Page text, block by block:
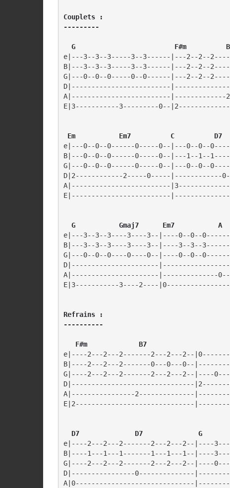
Couplets :
---------
G                         F#m
e|---3--3--3-----3--3------|---2--2--
B|---3--3--3-----3--3------|---2--2--
G|---0--0--0-----0--0------|---2--2--
D|-------------------------
A|-------------------------|-------------
E|3-----------3---------0--
Em           Em7          C          D7
e|---0--0--0------0-----0--|---0--0--
B|---0--0--0------0-----0--|---1--1--
G|---0--0--0------0-----0--|---0--0--
D|2------------2-----0-----|------------
A|-------------------------
E|-------------------------
G           Gmaj7      Em7           A
e|---3--3--3----3----3--|----0--0--
B|---3--3--3----3----3--|----3--3--
G|---0--0--0----0----0--|----0--0--
D|----------------------
A|----------------------|--------------
Refrains :
----------
   F#m             B7
e|----2---2---2-------2---2---2--
B|----2---2---2-------0---0---0--
G|----2---2---2-------2---2---2--|----
D|-------------------------------
A|----------------2--------------
E|2------------------------------
  D7              D7              G
e|----2---2---2-------2---2---2--|----
B|----1---1---1-------1---1---1--|----
G|----2---2---2-------2---2---2--|----
D|----------------0--------------
A|0------------------------------